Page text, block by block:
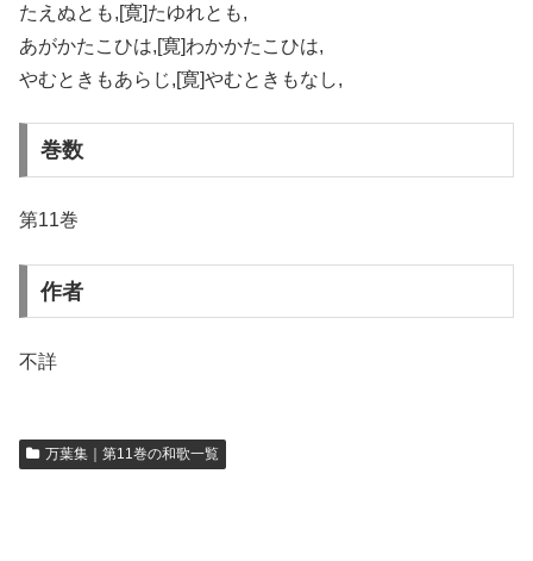
たえぬとも,[寛]たゆれとも,
あがかたこひは,[寛]わかかたこひは,
やむときもあらじ,[寛]やむときもなし,
巻数
第11巻
作者
不詳
万葉集｜第11巻の和歌一覧